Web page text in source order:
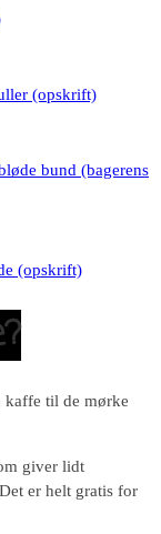
(opskrift)
bund (bagerens
(opskrift)
til de mørke
giver lidt
er helt gratis for